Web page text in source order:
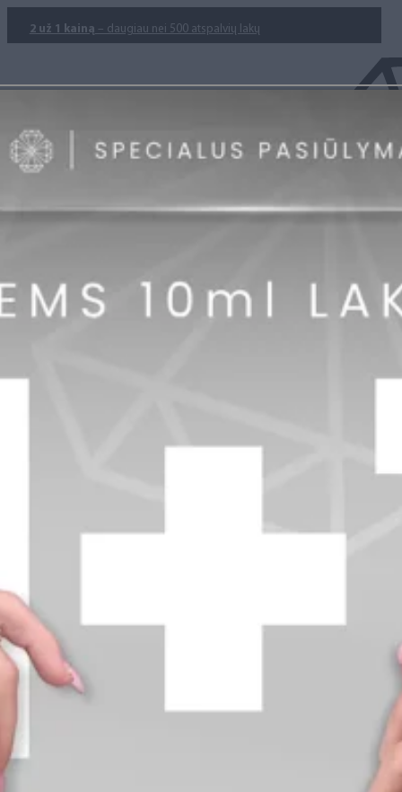
2 už 1 kainą – daugiau nei 500 atspalvių lakų
info@diamondline.lt
Prisijungti